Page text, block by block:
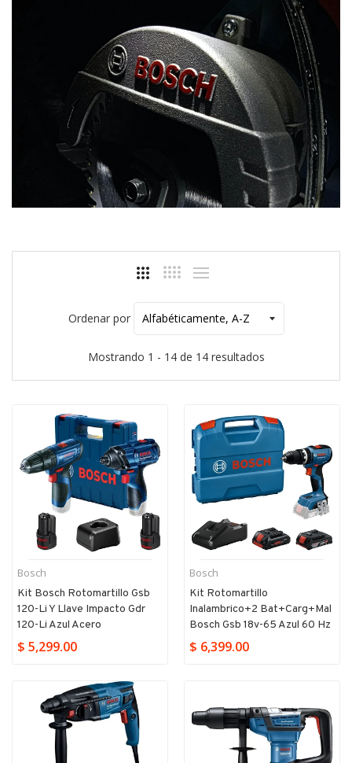
Ordenar por
Mostrando 1 - 14 de 14 resultados
Bosch
Kit Bosch Rotomartillo Gsb
120-Li Y Llave Impacto Gdr
120-Li Azul Acero
$ 5,299.00
Bosch
Kit Rotomartillo
Inalambrico+2 Bat+carg+mal
Bosch Gsb 18v-65 Azul 60 Hz
$ 6,399.00